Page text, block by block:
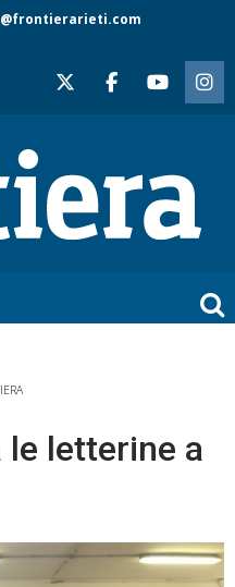
le letterine a